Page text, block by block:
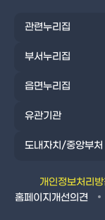
관련누리집
부서누리집
읍면누리집
유관기관
도내자치/중앙부처
개인정보처리방
홈페이지개선의견